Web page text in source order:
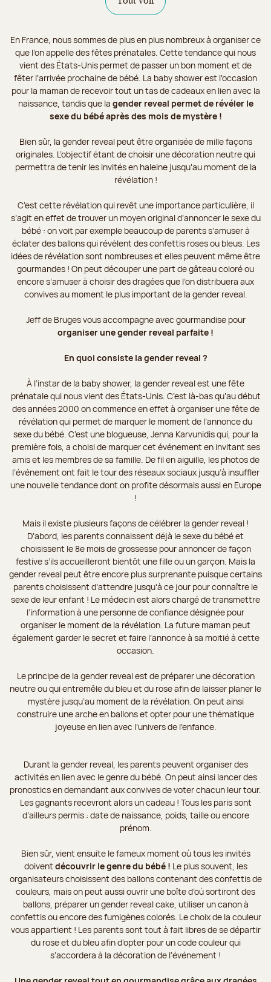
En France, nous sommes de plus en plus nombreux à organiser ce
que l’on appelle des fêtes prénatales. Cette tendance qui nous
vient des États-Unis permet de passer un bon moment et de
fêter l’arrivée prochaine de bébé. La baby shower est l’occasion
pour la maman de recevoir tout un tas de cadeaux en lien avec la
naissance, tandis que la gender reveal permet de révéler le
sexe du bébé après des mois de mystère !
Bien sûr, la gender reveal peut être organisée de mille façons
originales. L’objectif étant de choisir une décoration neutre qui
permettra de tenir les invités en haleine jusqu’au moment de la
révélation !
C’est cette révélation qui revêt une importance particulière, il
s’agit en effet de trouver un moyen original d’annoncer le sexe du
bébé : on voit par exemple beaucoup de parents s’amuser à
éclater des ballons qui révèlent des confettis roses ou bleus. Les
idées de révélation sont nombreuses et elles peuvent même être
gourmandes ! On peut découper une part de gâteau coloré ou
encore s’amuser à choisir des dragées que l’on distribuera aux
convives au moment le plus important de la gender reveal.
Jeff de Bruges vous accompagne avec gourmandise pour
organiser une gender reveal parfaite !
En quoi consiste la gender reveal ?
À l’instar de la baby shower, la gender reveal est une fête
prénatale qui nous vient des États-Unis. C’est là-bas qu’au début
des années 2000 on commence en effet à organiser une fête de
révélation qui permet de marquer le moment de l’annonce du
sexe du bébé. C’est une blogueuse, Jenna Karvunidis qui, pour la
première fois, a choisi de marquer cet événement en invitant ses
amis et les membres de sa famille. De fil en aiguille, les photos de
l’événement ont fait le tour des réseaux sociaux jusqu’à insuffler
une nouvelle tendance dont on profite désormais aussi en Europe
!
Mais il existe plusieurs façons de célébrer la gender reveal !
D’abord, les parents connaissent déjà le sexe du bébé et
choisissent le 8e mois de grossesse pour annoncer de façon
festive s’ils accueilleront bientôt une fille ou un garçon. Mais la
gender reveal peut être encore plus surprenante puisque certains
parents choisissent d’attendre jusqu’à ce jour pour connaître le
sexe de leur enfant ! Le médecin est alors chargé de transmettre
l’information à une personne de confiance désignée pour
organiser le moment de la révélation. La future maman peut
également garder le secret et faire l’annonce à sa moitié à cette
occasion.
Le principe de la gender reveal est de préparer une décoration
neutre ou qui entremêle du bleu et du rose afin de laisser planer le
mystère jusqu’au moment de la révélation. On peut ainsi
construire une arche en ballons et opter pour une thématique
joyeuse en lien avec l’univers de l’enfance.
Durant la gender reveal, les parents peuvent organiser des
activités en lien avec le genre du bébé. On peut ainsi lancer des
pronostics en demandant aux convives de voter chacun leur tour.
Les gagnants recevront alors un cadeau ! Tous les paris sont
d’ailleurs permis : date de naissance, poids, taille ou encore
prénom.
Bien sûr, vient ensuite le fameux moment où tous les invités
doivent découvrir le genre du bébé ! Le plus souvent, les
organisateurs choisissent des ballons contenant des confettis de
couleurs, mais on peut aussi ouvrir une boîte d’où sortiront des
ballons, préparer un gender reveal cake, utiliser un canon à
confettis ou encore des fumigènes colorés. Le choix de la couleur
vous appartient ! Les parents sont tout à fait libres de se départir
du rose et du bleu afin d’opter pour un code couleur qui
s’accordera à la décoration de l’événement !